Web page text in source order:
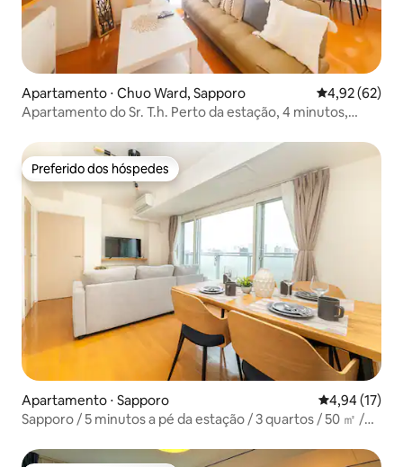
Apartamento ⋅ Chuo Ward, Sapporo 4,92 de uma
4,92 (62)
Apartamento do Sr. T.h. Perto da estação, 4 minutos,
Preferido dos hóspedes
Preferido dos hóspedes
Apartamento ⋅ Sapporo 4,94 de uma
4,94 (17)
Sapporo / 5 minutos a pé da estação / 3 quartos / 50 ㎡ /